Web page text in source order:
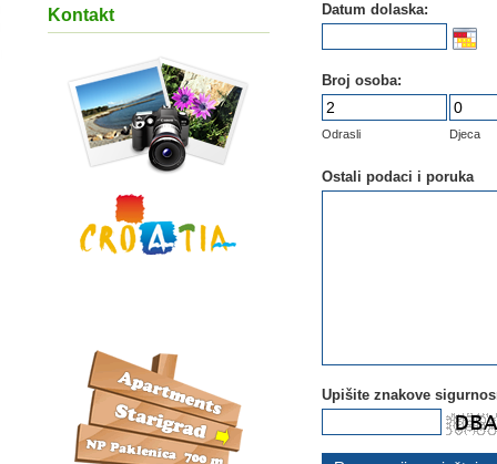
Kontakt
Datum dolaska:
Broj osoba:
Odrasli Djeca
Ostali podaci i poruka
Upišite znakove